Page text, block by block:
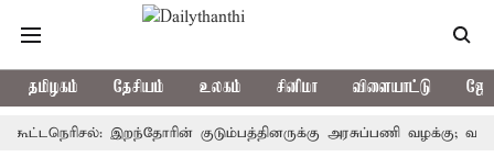
தமிழகம் தேசியம் உலகம் சினிமா விளையாட்டு
கூட்டநெரிசல்: இறந்தோரின் குடும்பத்தினருக்கு அரசுப்பணி வழக்கு;